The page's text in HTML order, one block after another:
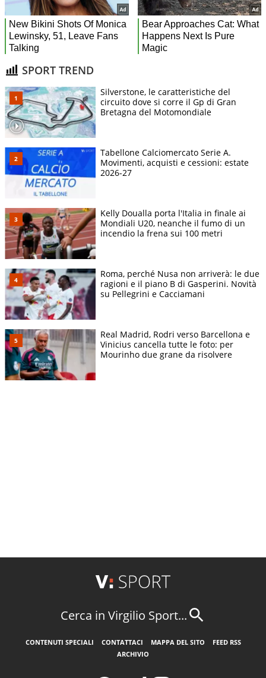
SPORT TREND
Silverstone, le caratteristiche del
circuito dove si corre il Gp di Gran
Bretagna del Motomondiale
Tabellone Calciomercato Serie A.
Movimenti, acquisti e cessioni: estate
2026-27
Kelly Doualla porta l'Italia in finale ai
Mondiali U20, neanche il fumo di un
incendio la frena sui 100 metri
Roma, perché Nusa non arriverà: le due
ragioni e il piano B di Gasperini. Novità
su Pellegrini e Cacciamani
Real Madrid, Rodri verso Barcellona e
Vinicius cancella tutte le foto: per
Mourinho due grane da risolvere
Cerca in Virgilio Sport...
CONTENUTI SPECIALI CONTATTACI MAPPA DEL SITO
FEED RSS
ARCHIVIO